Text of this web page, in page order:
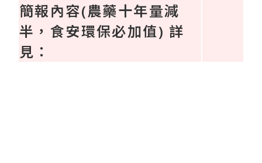
簡報內容(農藥十年量減
半，食安環保必加值) 詳
見：